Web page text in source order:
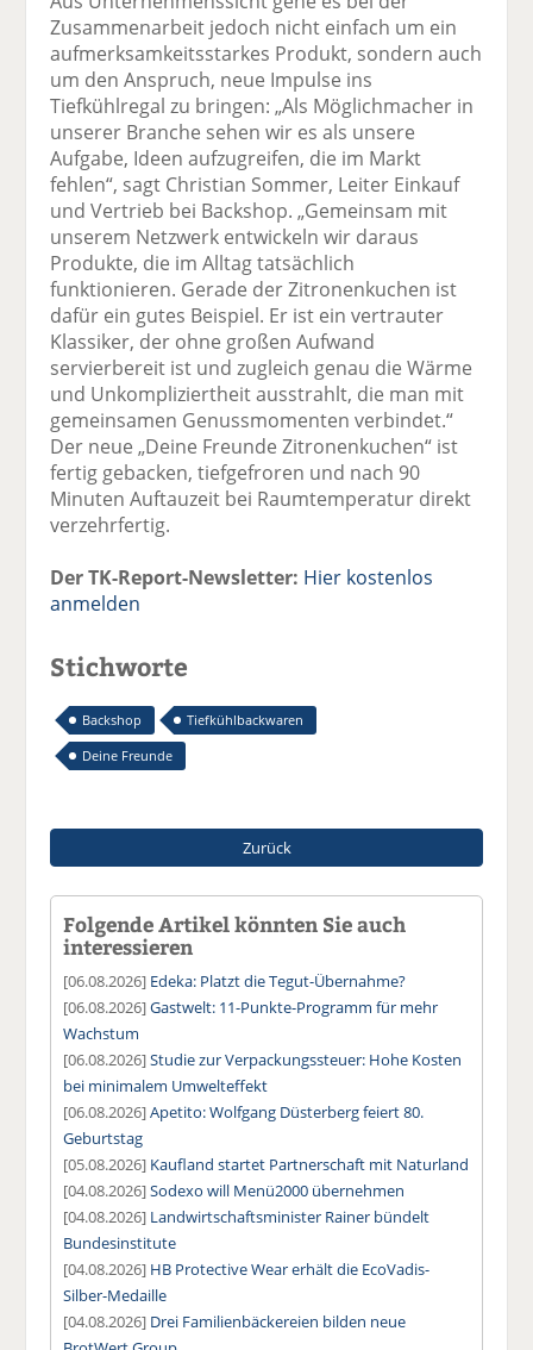
Zusammenarbeit jedoch nicht einfach um ein
aufmerksamkeitsstarkes Produkt, sondern auch
um den Anspruch, neue Impulse ins
Tiefkühlregal zu bringen: „Als Möglichmacher in
unserer Branche sehen wir es als unsere
Aufgabe, Ideen aufzugreifen, die im Markt
fehlen“, sagt Christian Sommer, Leiter Einkauf
und Vertrieb bei Backshop. „Gemeinsam mit
unserem Netzwerk entwickeln wir daraus
Produkte, die im Alltag tatsächlich
funktionieren. Gerade der Zitronenkuchen ist
dafür ein gutes Beispiel. Er ist ein vertrauter
Klassiker, der ohne großen Aufwand
servierbereit ist und zugleich genau die Wärme
und Unkompliziertheit ausstrahlt, die man mit
gemeinsamen Genussmomenten verbindet.“
Der neue „Deine Freunde Zitronenkuchen“ ist
fertig gebacken, tiefgefroren und nach 90
Minuten Auftauzeit bei Raumtemperatur direkt
verzehrfertig.
Der TK-Report-Newsletter: Hier kostenlos
anmelden
Stichworte
Backshop
Tiefkühlbackwaren
Deine Freunde
Zurück
Folgende Artikel könnten Sie auch
interessieren
[06.08.2026] Edeka: Platzt die Tegut-Übernahme?
[06.08.2026]Gastwelt: 11-Punkte-Programm für mehr
Wachstum
[06.08.2026]Studie zur Verpackungssteuer: Hohe Kosten
bei minimalem Umwelteffekt
[06.08.2026]Apetito: Wolfgang Düsterberg feiert 80.
Geburtstag
[05.08.2026] Kaufland startet Partnerschaft mit Naturland
[04.08.2026]Sodexo will Menü2000 übernehmen
[04.08.2026] Landwirtschaftsminister Rainer bündelt
Bundesinstitute
[04.08.2026] HB Protective Wear erhält die EcoVadis-
Silber-Medaille
[04.08.2026] Drei Familienbäckereien bilden neue